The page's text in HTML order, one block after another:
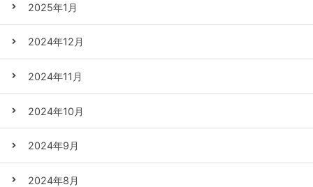
2025年1月
2024年12月
2024年11月
2024年10月
2024年9月
2024年8月